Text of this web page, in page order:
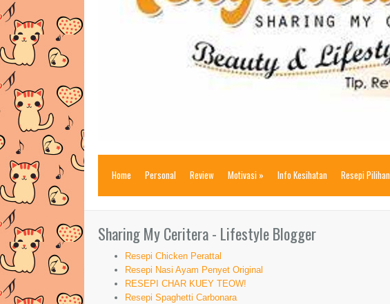
Home Personal Review Motivasi » Info Kesihatan Resepi Pilihan
Sharing My Ceritera - Lifestyle Blogger
Resepi Chicken Perattal
Resepi Nasi Ayam Penyet Original
RESEPI CHAR KUEY TEOW!
Resepi Spaghetti Carbonara